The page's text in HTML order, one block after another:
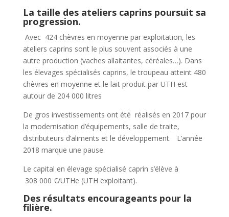
La taille des ateliers caprins poursuit sa
progression.
Avec 424 chèvres en moyenne par exploitation, les
ateliers caprins sont le plus souvent associés à une
autre production (vaches allaitantes, céréales…). Dans
les élevages spécialisés caprins, le troupeau atteint 480
chèvres en moyenne et le lait produit par UTH est
autour de 204 000 litres
De gros investissements ont été réalisés en 2017 pour
la modernisation d’équipements, salle de traite,
distributeurs d’aliments et le développement. L’année
2018 marque une pause.
Le capital en élevage spécialisé caprin s’élève à
308 000 €/UTHe (UTH exploitant).
Des résultats encourageants pour la
filière.